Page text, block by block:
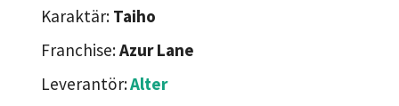
Karaktär: Taiho
Franchise:Azur Lane
Leverantör:Alter